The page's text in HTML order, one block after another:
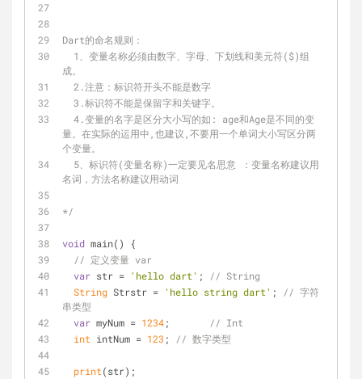
Dart的命名规则：
成。
  2.注意：标识符开头不能是数字
  3.标识符不能是保留字和关键字。
量。在实际的运用中,也建议,不要用一个单词大小写区分两
个变量。
名词，方法名称建议用动词
*/
void main() {
// 定义变量 var
var str = 'hello dart' ;
// String
String Strstr = 'hello string dart' ;
// 字符
串类型
var myNum = 1234;
// Int
int intNum = 123 ; // 数字类型
print(str);